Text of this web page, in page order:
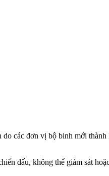
các đơn vị bộ binh mới
đấu, không thể giám sát